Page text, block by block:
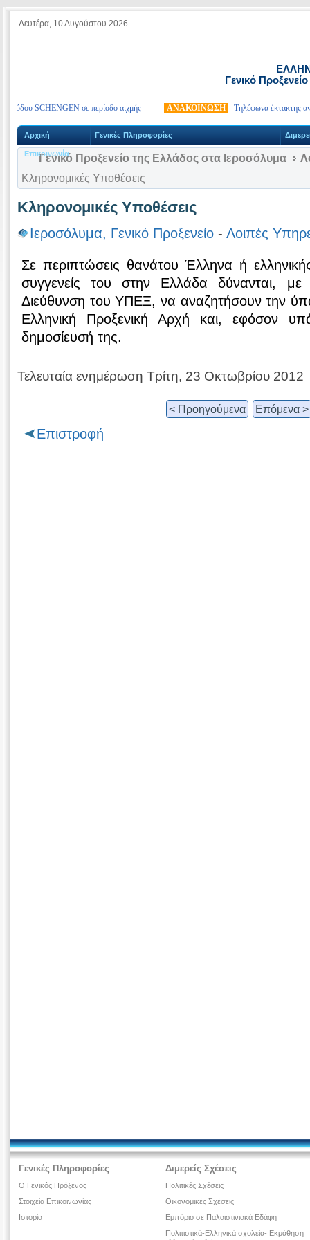
Δευτέρα, 10 Αυγούστου 2026
Γενικό
SCHENGEN σε περίοδο αιχμής ΑΝΑΚΟΙΝΩΣΗ Τηλέφωνα έκτακτης
Αρχική Γενικές Πληροφορίες
Επικοινωνία
Γενικό Προξενείο της Ελλάδος στα Ιεροσόλυμα
Κληρονομικές Υποθέσεις
Κληρονομικές Υποθέσεις
Ιεροσόλυμα, Γενικό Προξενείο - Λοιπές
Σε περιπτώσεις θανάτου Έλληνα ή
συγγενείς του στην Ελλάδα δύνανται,
Διεύθυνση του ΥΠΕΞ, να αναζητήσουν την
Ελληνική Προξενική Αρχή και, εφόσον
δημοσίευσή της.
Τελευταία ενημέρωση Τρίτη, 23 Οκτωβρίου 2012
< Προηγούμενα Επόμενα >
Επιστροφή
Γενικές Πληροφορίες
Ο Γενικός Πρόξενος
Στοιχεία Επικοινωνίας
Ιστορία
Διμερείς Σχέσεις
Πολιτικές Σχέσεις
Οικονομικές Σχέσεις
Εμπόριο σε Παλαιστινιακά Εδάφη
Πολιτιστικά-Ελληνικά σχολεία- Εκμάθηση